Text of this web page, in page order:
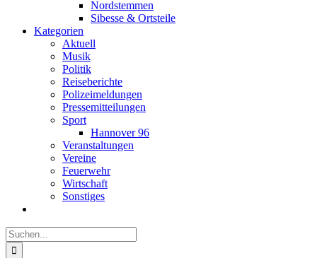
Nordstemmen
Sibesse & Ortsteile
Kategorien
Aktuell
Musik
Politik
Reiseberichte
Polizeimeldungen
Pressemitteilungen
Sport
Hannover 96
Veranstaltungen
Vereine
Feuerwehr
Wirtschaft
Sonstiges
Suche
nach: